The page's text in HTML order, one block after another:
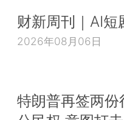
财新周刊｜AI短
2026年08月06日
特朗普再签两